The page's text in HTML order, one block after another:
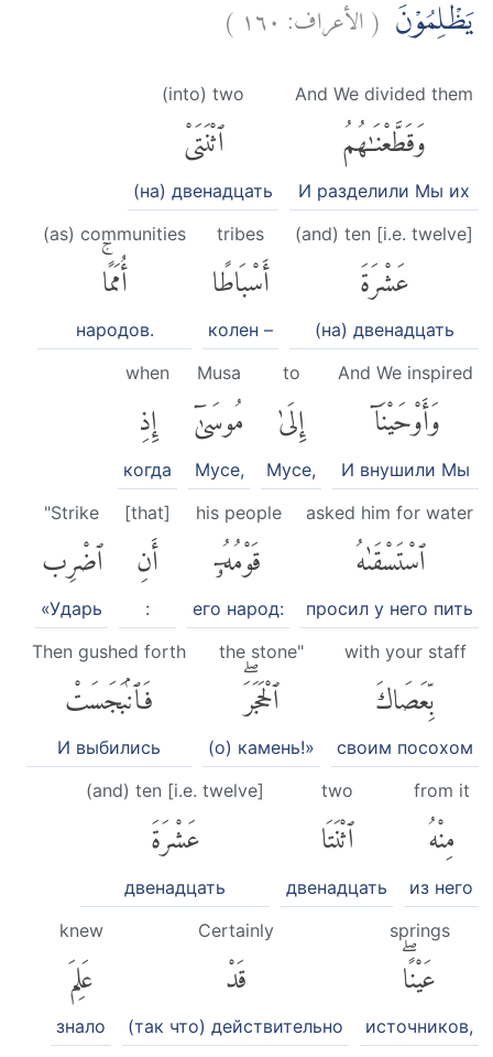
يَظْلِمُوْنَ (الأعراف: ١٦٠ )
And We divided them
وَقَطَّعْنَٰهُمُ
И разделили Мы их
(into) two
ٱثْنَتَىْ
(на) двенадцать
(and) ten [i.e. twelve]
عَشْرَةَ
(на) двенадцать
tribes
أَسْبَاطًا
колен –
(as) communities
أُمَمًاۚ
народов.
And We inspired
وَأَوْحَيْنَآ
И внушили Мы
to
إِلَىٰ
Мусе,
Musa
مُوسَىٰٓ
Мусе,
when
إِذِ
когда
asked him for water
ٱسْتَسْقَىٰهُ
просил у него пить
his people
قَوْمُهُۥٓ
его народ:
[that]
أَنِ
:
"Strike
ٱضْرِب
«Ударь
with your staff
بِّعَصَاكَ
своим посохом
the stone"
ٱلْحَجَرَۖ
(о) камень!»
Then gushed forth
فَٱنۢبَجَسَتْ
И выбились
from it
مِنْهُ
из него
two
ٱثْنَتَا
двенадцать
(and) ten [i.e. twelve]
عَشْرَةَ
двенадцать
springs
عَيْنًاۖ
источников,
Certainly
قَدْ
(так что) действительно
knew
عَلِمَ
знало